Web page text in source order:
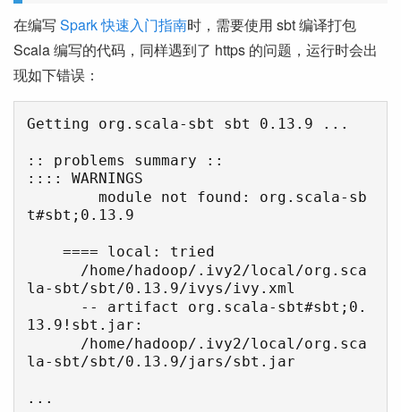
在编写 Spark 快速入门指南时，需要使用 sbt 编译打包
Scala 编写的代码，同样遇到了 https 的问题，运行时会出
现如下错误：
Getting org.scala-sbt sbt 0.13.9 ...
:: problems summary ::
:::: WARNINGS
t#sbt;0.13.9
la-sbt/sbt/0.13.9/ivys/ivy.xml
13.9!sbt.jar:
la-sbt/sbt/0.13.9/jars/sbt.jar
...